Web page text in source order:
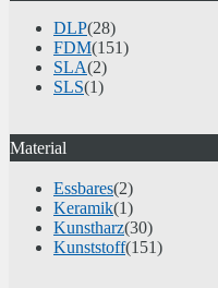
DLP(28)
FDM(151)
SLA(2)
SLS(1)
Material
Essbares(2)
Keramik(1)
Kunstharz(30)
Kunststoff(151)